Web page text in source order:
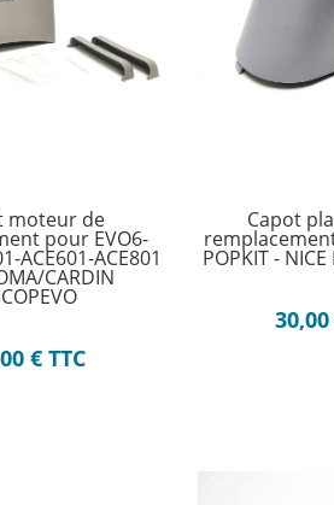
moteur de
pour EVO6-
ACE601-ACE801
CARDIN
€ TTC
Capot
POPKIT -
30,00